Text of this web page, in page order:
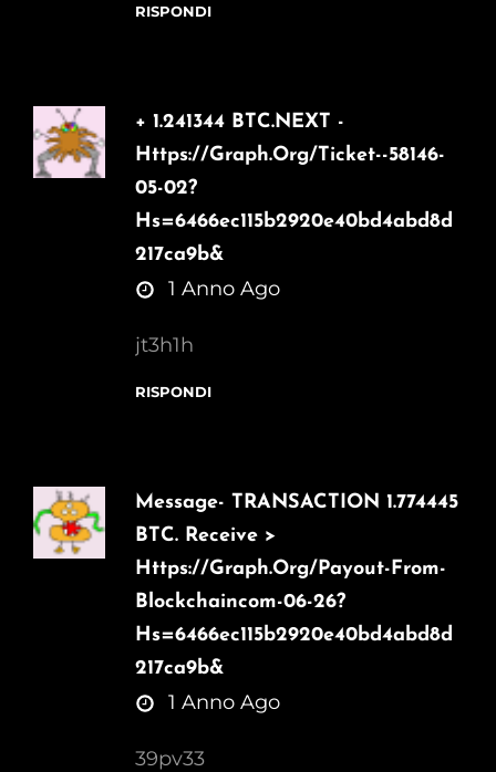
RISPONDI
+ 1.241344 BTC.NEXT -
Https://graph.org/Ticket--58146-
05-02?
Hs=6466ec115b2920e40bd4abd8d
217ca9b&
says:1 Anno Ago
jt3h1h
RISPONDI
Message- TRANSACTION 1.774445
BTC. Receive >
Https://graph.org/Payout-From-
Blockchaincom-06-26?
Hs=6466ec115b2920e40bd4abd8d
217ca9b&
says:1 Anno Ago
39pv33